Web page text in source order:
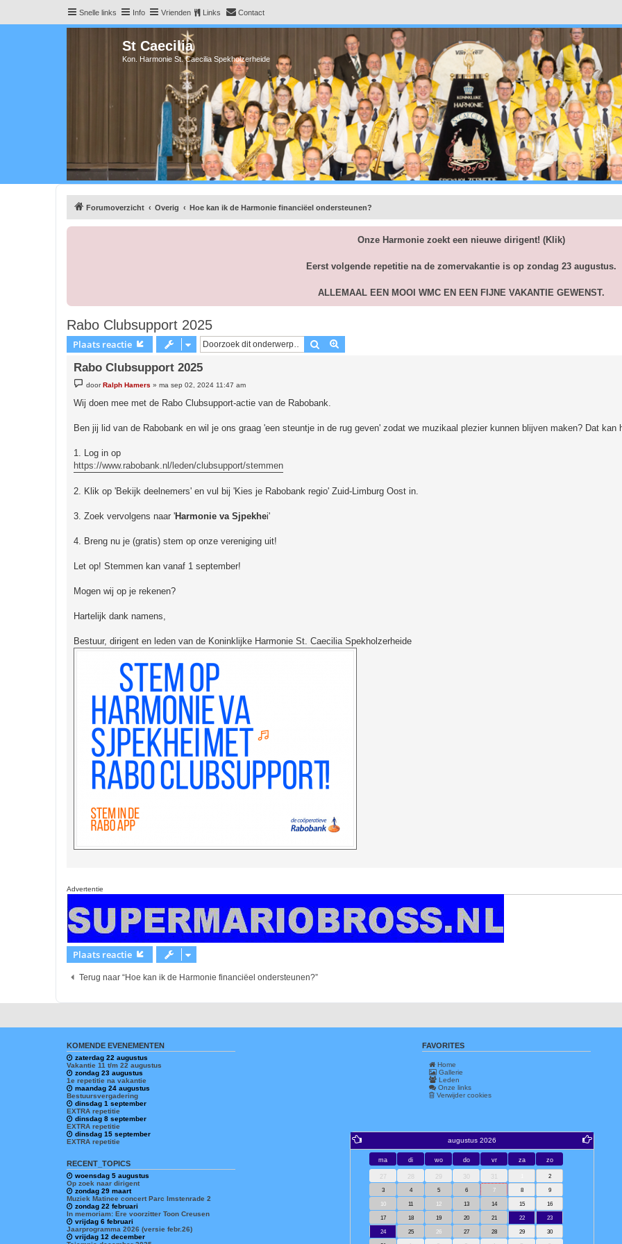
Snelle links Info Vrienden Links Contact
St Caecilia
Kon. Harmonie St. Caecilia Spekholzerheide
Forumoverzicht Overig Hoe kan ik de Harmonie financiëel ondersteunen?
Onze Harmonie zoekt een nieuwe dirigent! (Klik)
Eerst volgende repetitie na de zomervakantie is op zondag 23 augustus.
ALLEMAAL EEN MOOI WMC EN EEN FIJNE VAKANTIE GEWENST.
Rabo Clubsupport 2025
Plaats reactie Zoek
Rabo Clubsupport 2025
e
r
i
t
doorRalph Hamers »ma sep 02, 2024 11:47 am
Wij doen mee met de Rabo Clubsupport-actie van de Rabobank.
Ben jij lid van de Rabobank en wil je ons graag 'een steuntje in de rug geven' zodat we muzikaal plezier kunnen blijven maken? Dat kan
1. Log in op
https://www.rabobank.nl/leden/clubsupport/stemmen
2. Klik op 'Bekijk deelnemers' en vul bij 'Kies je Rabobank regio' Zuid-Limburg Oost in.
3. Zoek vervolgens naar 'Harmonie va Sjpekhei'
4. Breng nu je (gratis) stem op onze vereniging uit!
Let op! Stemmen kan vanaf 1 september!
Mogen wij op je rekenen?
Hartelijk dank namens,
Bestuur, dirigent en leden van de Koninklijke Harmonie St. Caecilia Spekholzerheide
Advertentie
Plaats reactie
Terug naar “Hoe kan ik de Harmonie financiëel ondersteunen?”
KOMENDE EVENEMENTEN
zaterdag 22 augustus
Vakantie 11 t/m 22 augustus
zondag 23 augustus
1e repetitie na vakantie
maandag 24 augustus
Bestuursvergadering
dinsdag 1 september
EXTRA repetitie
dinsdag 8 september
EXTRA repetitie
dinsdag 15 september
EXTRA repetitie
RECENT_TOPICS
woensdag 5 augustus
Op zoek naar dirigent
zondag 29 maart
Muziek Matinee concert Parc Imstenrade 2
zondag 22 februari
In memoriam: Ere voorzitter Toon Creusen
vrijdag 6 februari
Jaarprogramma 2026 (versie febr.26)
vrijdag 12 december
FAVORITES
Home
Gallerie
Leden
Onze links
Verwijder cookies
augustus 2026
ma di wo do vr za zo
27 28 29 30 31 2
3 4 5 6 7 8 9
10 11 12 13 14 15 16
17 18 19 20 21 22 23
24 25 26 27 28 29 30